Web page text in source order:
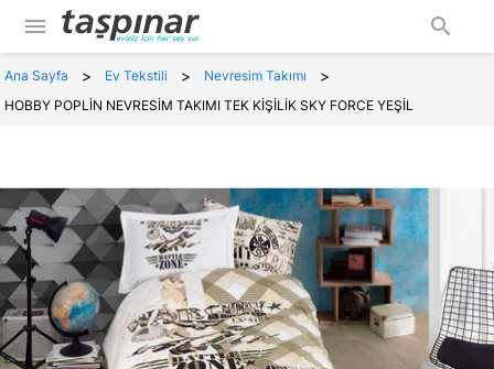
menu search
Ana Sayfa > Ev Tekstili > Nevresim Takımı >
HOBBY POPLİN NEVRESİM TAKIMI TEK KİŞİLİK SKY FORCE YEŞİL